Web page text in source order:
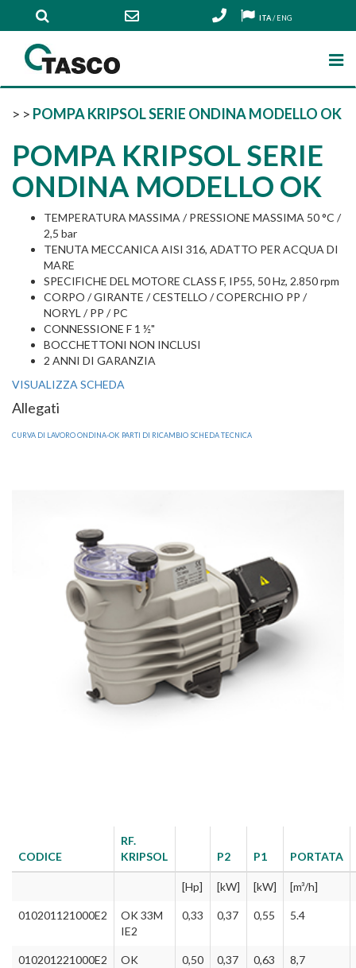
ITA/ENG
> > POMPA KRIPSOL SERIE ONDINA MODELLO OK
POMPA KRIPSOL SERIE
ONDINA MODELLO OK
TEMPERATURA MASSIMA / PRESSIONE MASSIMA 50 °C /
2,5 bar
TENUTA MECCANICA AISI 316, ADATTO PER ACQUA DI
MARE
SPECIFICHE DEL MOTORE CLASS F, IP55, 50 Hz, 2.850 rpm
CORPO / GIRANTE / CESTELLO / COPERCHIO PP /
NORYL / PP / PC
CONNESSIONE F 1 ½"
BOCCHETTONI NON INCLUSI
2 ANNI DI GARANZIA
VISUALIZZA SCHEDA
Allegati
CURVA DI LAVORO ONDINA-OK PARTI DI RICAMBIO SCHEDA TECNICA
CODICE
RF.
KRIPSOL
P2 P1 PORTATA
[Hp] [kW] [kW] [m³/h]
010201121000E2
OK 33M
IE2
0,33 0,37 0,55 5.4
010201221000E2
OK
0,50 0,37 0,63 8,7